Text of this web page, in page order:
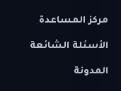
مركز المساعدة
الأسئلة الشائعة
المدونة